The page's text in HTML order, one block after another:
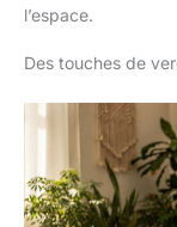
l’espace.
Des touches de